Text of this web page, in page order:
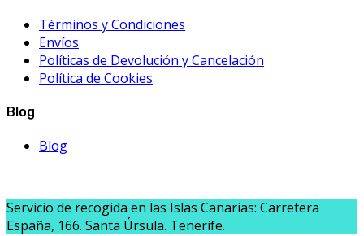
Términos y Condiciones
Envíos
Políticas de Devolución y Cancelación
Política de Cookies
Blog
Blog
Servicio de recogida en las Islas Canarias: Carretera
España, 166. Santa Úrsula. Tenerife.